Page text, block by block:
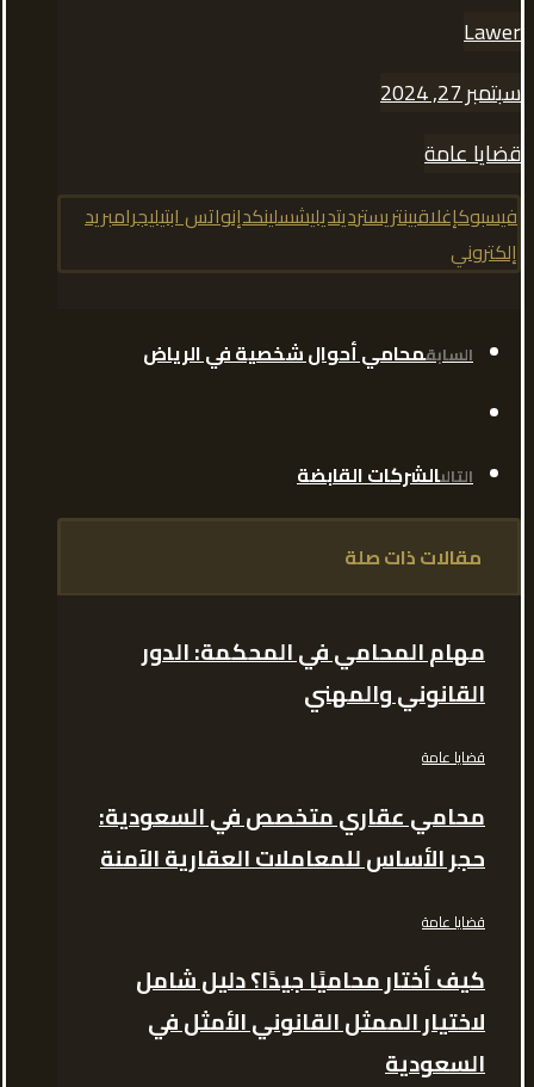
Lawer
سبتمبر 27, 2024
قضايا عامة
فيسبوكإغلاقبينتريسترديتديليشسلينكدإنواتس ابتيليجرامبريد
إلكتروني
السابقمحامي أحوال شخصية في الرياض
التالىالشركات القابضة
مقالات ذات صلة
مهام المحامي في المحكمة: الدور
القانوني والمهني
قضايا عامة
محامي عقاري متخصص في السعودية:
حجر الأساس للمعاملات العقارية الآمنة
قضايا عامة
كيف أختار محاميًا جيدًا؟ دليل شامل
لاختيار الممثل القانوني الأمثل في
السعودية